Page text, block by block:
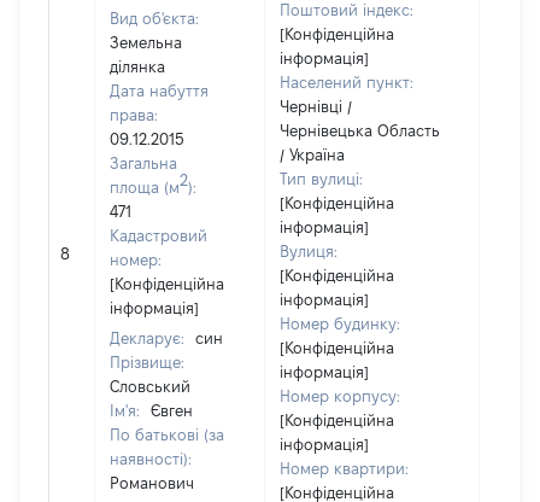
8
Вид об'єкта:
Земельна
ділянка
Дата набуття
права:
09.12.2015
Загальна
площа (м2):
471
Кадастровий
номер:
[Конфіденційна
інформація]
Декларує:
син
Прізвище:
Словський
Ім'я:
Євген
По батькові (за
наявності):
Романович
Поштовий індекс:
[Конфіденційна
інформація]
Населений пункт:
Чернівці /
Чернівецька Область
/ Україна
Тип вулиці:
[Конфіденційна
інформація]
Вулиця:
[Конфіденційна
інформація]
Номер будинку:
[Конфіденційна
інформація]
Номер корпусу:
[Конфіденційна
інформація]
Номер квартири:
[Конфіденційна